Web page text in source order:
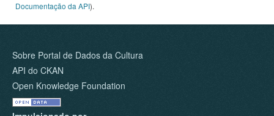
Documentação da API).
Sobre Portal de Dados da Cultura
API do CKAN
Open Knowledge Foundation